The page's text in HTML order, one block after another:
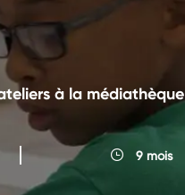
à la médiathèque
9 mois